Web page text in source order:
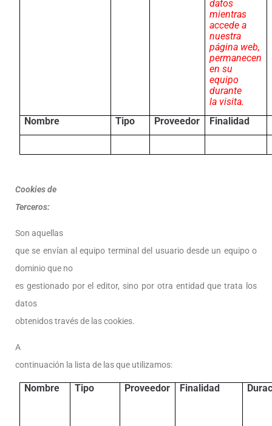
datos
mientras
accede a
nuestra
página web,
permanecen
en su
equipo
durante
la visita.
Nombre
Tipo Proveedor Finalidad
Cookies de
Terceros:
Son aquellas
que se envían al equipo terminal del usuario desde un equipo o
dominio que no
es gestionado por el editor, sino por otra entidad que trata los
datos
obtenidos través de las cookies.
A
continuación la lista de las que utilizamos:
Nombre Tipo Proveedor Finalidad